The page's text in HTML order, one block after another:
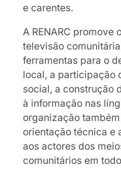
e carentes.
A RENARC promove
televisão
ferramentas para o
local, a participação
social, a construção
à informação nas
organização
orientação técnica e
aos actores dos
comunitários em